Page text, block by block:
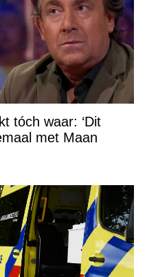
tóch waar: ‘Dit
met Maan